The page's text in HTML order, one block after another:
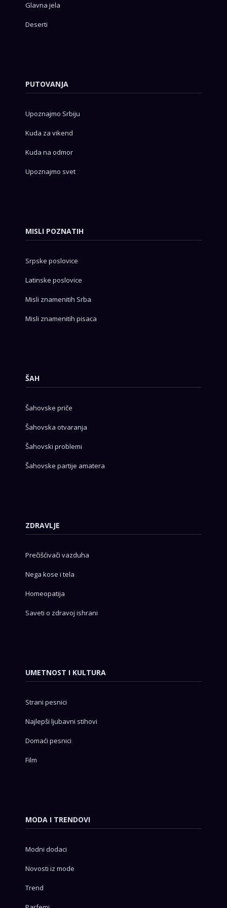
Glavna jela
Deserti
PUTOVANJA
Upoznajmo Srbiju
Kuda za vikend
Kuda na odmor
Upoznajmo svet
MISLI POZNATIH
Srpske poslovice
Latinske poslovice
Misli znamenitih Srba
Misli znamenitih pisaca
ŠAH
Šahovske priče
Šahovska otvaranja
Šahovski problemi
Šahovske partije amatera
ZDRAVLJE
Prečišćivači vazduha
Nega kose i tela
Homeopatija
Saveti o zdravoj ishrani
UMETNOST I KULTURA
Strani pesnici
Najlepši ljubavni stihovi
Domaći pesnici
Film
MODA I TRENDOVI
Modni dodaci
Novosti iz mode
Trend